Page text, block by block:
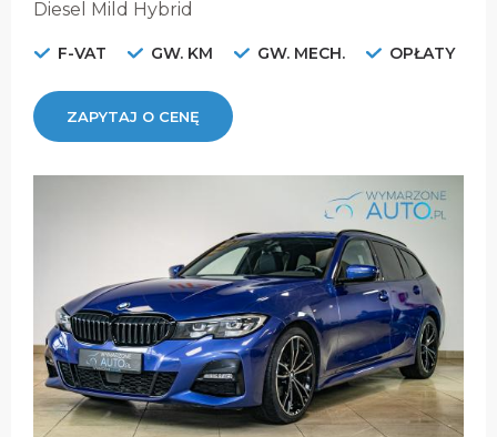
Diesel Mild Hybrid
F-VAT GW. KM GW. MECH. OPŁATY
ZAPYTAJ O CENĘ